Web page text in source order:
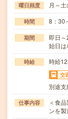
曜日頻度 月～
時間 8：30
期間
即日
始日
時給 時給
交
別途支
仕事内容
＜食
ンを